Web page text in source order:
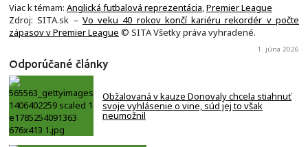
Viac k témam: Anglická futbalová reprezentácia,Premier League
Zdroj: SITA.sk – Vo veku 40 rokov končí kariéru rekordér v počte
zápasov v Premier League © SITA Všetky práva vyhradené.
1. júna 2026
Odporúčané články
Obžalovaná v kauze Donovaly chcela stiahnuť
svoje vyhlásenie o vine, súd jej to však
neumožnil